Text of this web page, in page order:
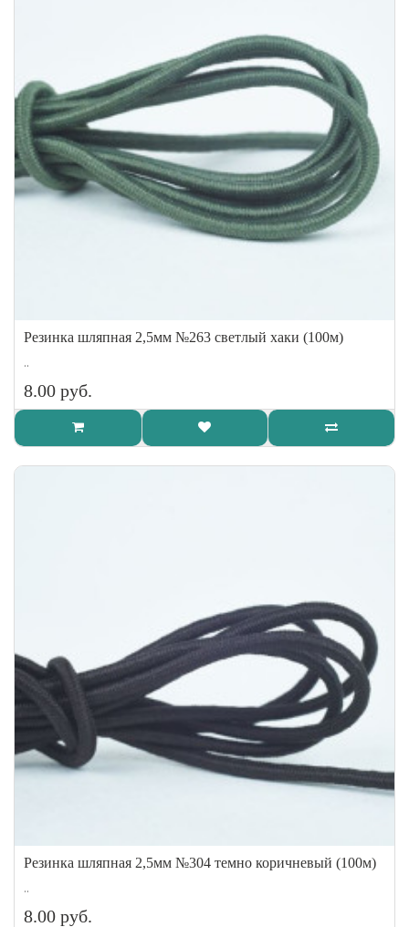
Резинка шляпная 2,5мм №263 светлый хаки (100м)
..
8.00 руб.
Резинка шляпная 2,5мм №304 темно коричневый (100м)
..
8.00 руб.